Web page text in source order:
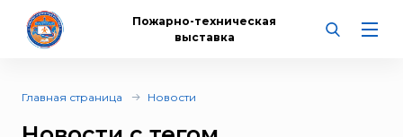
Пожарно-техническая
выставка
Главная страница Новости